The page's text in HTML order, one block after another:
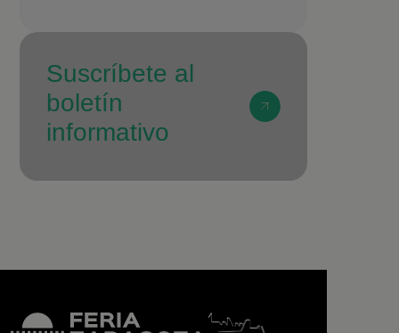
Suscríbete al
boletín
informativo